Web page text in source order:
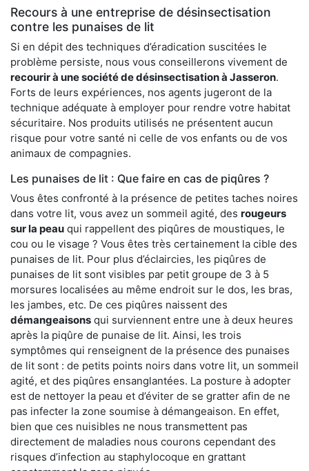
Recours à une entreprise de désinsectisation
contre les punaises de lit
Si en dépit des techniques d’éradication suscitées le
problème persiste, nous vous conseillerons vivement de
recourir à une société de désinsectisation à Jasseron.
Forts de leurs expériences, nos agents jugeront de la
technique adéquate à employer pour rendre votre habitat
sécuritaire. Nos produits utilisés ne présentent aucun
risque pour votre santé ni celle de vos enfants ou de vos
animaux de compagnies.
Les punaises de lit : Que faire en cas de piqûres ?
Vous êtes confronté à la présence de petites taches noires
dans votre lit, vous avez un sommeil agité, des rougeurs
sur la peau qui rappellent des piqûres de moustiques, le
cou ou le visage ? Vous êtes très certainement la cible des
punaises de lit. Pour plus d’éclaircies, les piqûres de
punaises de lit sont visibles par petit groupe de 3 à 5
morsures localisées au même endroit sur le dos, les bras,
les jambes, etc. De ces piqûres naissent des
démangeaisons qui surviennent entre une à deux heures
après la piqûre de punaise de lit. Ainsi, les trois
symptômes qui renseignent de la présence des punaises
de lit sont : de petits points noirs dans votre lit, un sommeil
agité, et des piqûres ensanglantées. La posture à adopter
est de nettoyer la peau et d’éviter de se gratter afin de ne
pas infecter la zone soumise à démangeaison. En effet,
bien que ces nuisibles ne nous transmettent pas
directement de maladies nous courons cependant des
risques d’infection au staphylocoque en grattant